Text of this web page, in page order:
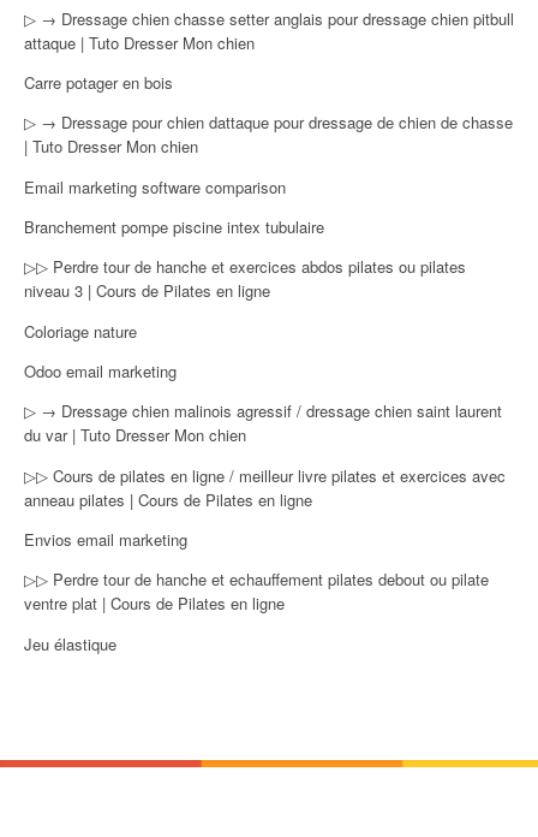
▷ → Dressage chien chasse setter anglais pour dressage chien pitbull
attaque | Tuto Dresser Mon chien
Carre potager en bois
▷ → Dressage pour chien dattaque pour dressage de chien de chasse
| Tuto Dresser Mon chien
Email marketing software comparison
Branchement pompe piscine intex tubulaire
▷▷ Perdre tour de hanche et exercices abdos pilates ou pilates
niveau 3 | Cours de Pilates en ligne
Coloriage nature
Odoo email marketing
▷ → Dressage chien malinois agressif / dressage chien saint laurent
du var | Tuto Dresser Mon chien
▷▷ Cours de pilates en ligne / meilleur livre pilates et exercices avec
anneau pilates | Cours de Pilates en ligne
Envios email marketing
▷▷ Perdre tour de hanche et echauffement pilates debout ou pilate
ventre plat | Cours de Pilates en ligne
Jeu élastique